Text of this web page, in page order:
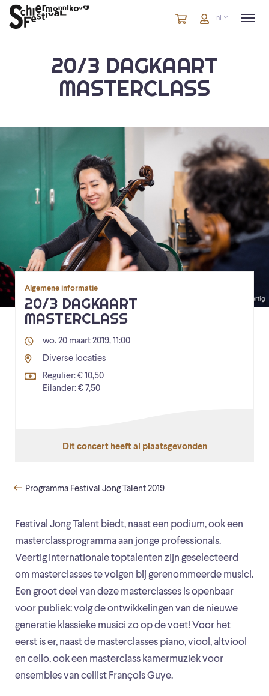
Winkelmandje
artikelen
Account
nl
20/3 DAGKAART
MASTERCLASS
Festival Jong Talent biedt, naast een podium, ook een
masterclassprogramma aan jonge professionals.
Veertig internationale toptalenten zijn geselecteerd
om masterclasses te volgen bij gerenommeerde musici.
Een groot deel van deze masterclasses is openbaar
voor publiek: volg de ontwikkelingen van de nieuwe
generatie klassieke musici zo op de voet! Voor het
eerst is er, naast de masterclasses piano, viool, altviool
en cello, ook een masterclass kamermuziek voor
ensembles van cellist François Guye.
Algemene informatie
20/3 DAGKAART
MASTERCLASS
wo. 20 maart 2019, 11:00
Diverse locaties
Regulier: € 10,50
Eilander: € 7,50
Dit concert heeft al plaatsgevonden
Programma Festival Jong Talent 2019